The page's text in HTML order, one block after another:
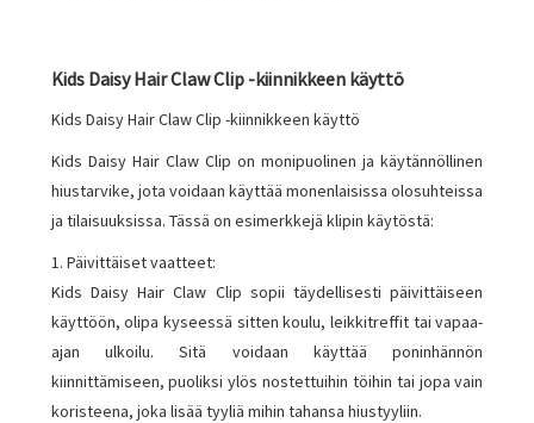
Kids Daisy Hair Claw Clip -kiinnikkeen käyttö
Kids Daisy Hair Claw Clip -kiinnikkeen käyttö
Kids Daisy Hair Claw Clip on monipuolinen ja käytännöllinen
hiustarvike, jota voidaan käyttää monenlaisissa olosuhteissa
ja tilaisuuksissa. Tässä on esimerkkejä klipin käytöstä:
1. Päivittäiset vaatteet:
Kids Daisy Hair Claw Clip sopii täydellisesti päivittäiseen
käyttöön, olipa kyseessä sitten koulu, leikkitreffit tai vapaa-
ajan ulkoilu. Sitä voidaan käyttää poninhännön
kiinnittämiseen, puoliksi ylös nostettuihin töihin tai jopa vain
koristeena, joka lisää tyyliä mihin tahansa hiustyyliin.